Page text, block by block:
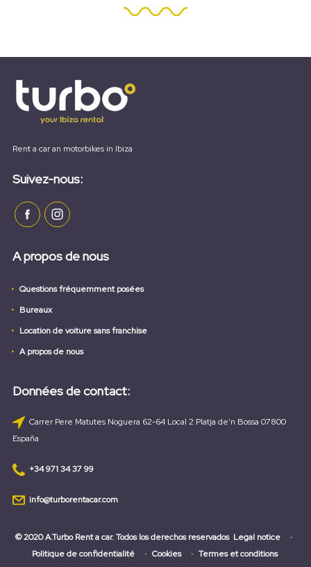
Rent a car an motorbikes in Ibiza
Suivez-nous:
A propos de nous
Questions fréquemment posées
Bureaux
Location de voiture sans franchise
A propos de nous
Données de contact:
Carrer Pere Matutes Noguera 62-64 Local 2 Platja de'n Bossa 07800
España
+34 971 34 37 99
info@turborentacar.com
© 2020 A.Turbo Rent a car. Todos los derechos reservados Legal notice
Politique de confidentialité
Cookies Termes et conditions